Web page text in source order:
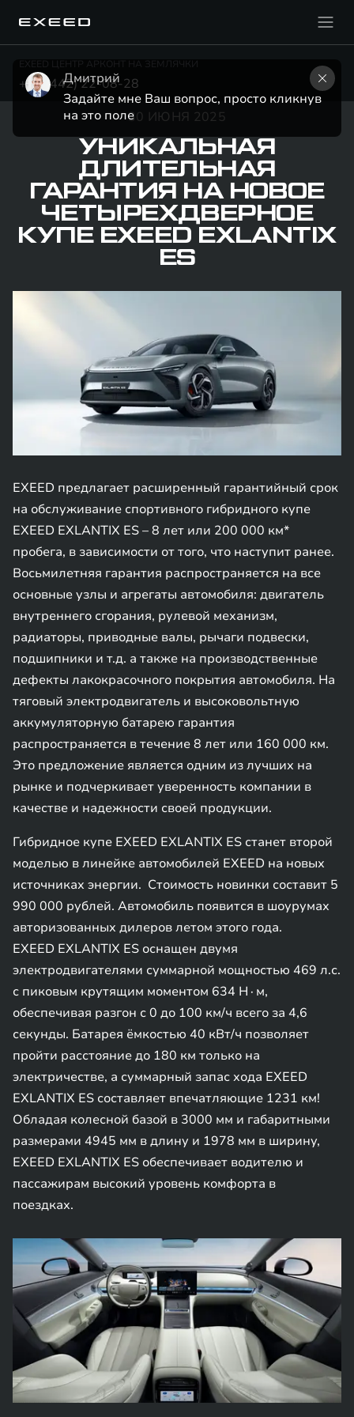
EXEED ЦЕНТР АРКОНТ НА ЗЕМЛЯЧКИ
+7 (8442) 22-08-28
30 ИЮНЯ 2025
УНИКАЛЬНАЯ
ДЛИТЕЛЬНАЯ
ГАРАНТИЯ НА НОВОЕ
ЧЕТЫРЕХДВЕРНОЕ
КУПЕ EXEED EXLANTIX
ES
EXEED предлагает расширенный гарантийный срок
на обслуживание спортивного гибридного купе
EXEED EXLANTIX ES – 8 лет или 200 000 км*
пробега, в зависимости от того, что наступит ранее.
Восьмилетняя гарантия распространяется на все
основные узлы и агрегаты автомобиля: двигатель
внутреннего сгорания, рулевой механизм,
радиаторы, приводные валы, рычаги подвески,
подшипники и т.д. а также на производственные
дефекты лакокрасочного покрытия автомобиля. На
тяговый электродвигатель и высоковольтную
аккумуляторную батарею гарантия
распространяется в течение 8 лет или 160 000 км.
Это предложение является одним из лучших на
рынке и подчеркивает уверенность компании в
качестве и надежности своей продукции.
Гибридное купе EXEED EXLANTIX ES станет второй
моделью в линейке автомобилей EXEED на новых
источниках энергии. Стоимость новинки составит 5
990 000 рублей. Автомобиль появится в шоурумах
авторизованных дилеров летом этого года.
EXEED EXLANTIX ES оснащен двумя
электродвигателями суммарной мощностью 469 л.с.
с пиковым крутящим моментом 634 Н∙м,
обеспечивая разгон с 0 до 100 км/ч всего за 4,6
секунды. Батарея ёмкостью 40 кВт/ч позволяет
пройти расстояние до 180 км только на
электричестве, а суммарный запас хода EXEED
EXLANTIX ES составляет впечатляющие 1231 км!
Обладая колесной базой в 3000 мм и габаритными
размерами 4945 мм в длину и 1978 мм в ширину,
EXEED EXLANTIX ES обеспечивает водителю и
пассажирам высокий уровень комфорта в
поездках.
Дмитрий
Задайте мне Ваш вопрос, просто кликнув
на это поле